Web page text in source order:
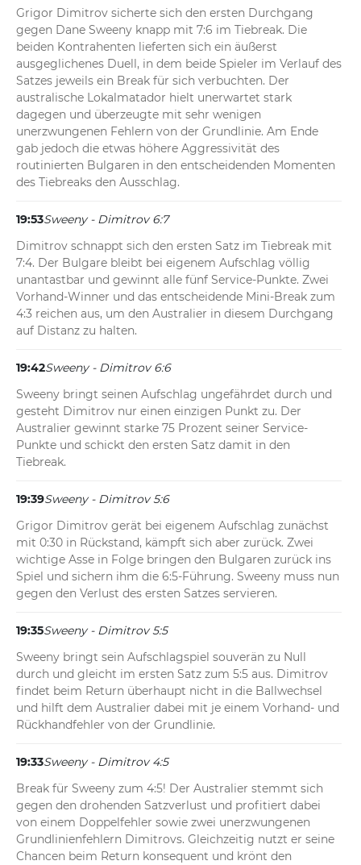
Grigor Dimitrov sicherte sich den ersten Durchgang
gegen Dane Sweeny knapp mit 7:6 im Tiebreak. Die
beiden Kontrahenten lieferten sich ein äußerst
ausgeglichenes Duell, in dem beide Spieler im Verlauf des
Satzes jeweils ein Break für sich verbuchten. Der
australische Lokalmatador hielt unerwartet stark
dagegen und überzeugte mit sehr wenigen
unerzwungenen Fehlern von der Grundlinie. Am Ende
gab jedoch die etwas höhere Aggressivität des
routinierten Bulgaren in den entscheidenden Momenten
des Tiebreaks den Ausschlag.
19:53Sweeny - Dimitrov 6:7
Dimitrov schnappt sich den ersten Satz im Tiebreak mit
7:4. Der Bulgare bleibt bei eigenem Aufschlag völlig
unantastbar und gewinnt alle fünf Service-Punkte. Zwei
Vorhand-Winner und das entscheidende Mini-Break zum
4:3 reichen aus, um den Australier in diesem Durchgang
auf Distanz zu halten.
19:42Sweeny - Dimitrov 6:6
Sweeny bringt seinen Aufschlag ungefährdet durch und
gesteht Dimitrov nur einen einzigen Punkt zu. Der
Australier gewinnt starke 75 Prozent seiner Service-
Punkte und schickt den ersten Satz damit in den
Tiebreak.
19:39Sweeny - Dimitrov 5:6
Grigor Dimitrov gerät bei eigenem Aufschlag zunächst
mit 0:30 in Rückstand, kämpft sich aber zurück. Zwei
wichtige Asse in Folge bringen den Bulgaren zurück ins
Spiel und sichern ihm die 6:5-Führung. Sweeny muss nun
gegen den Verlust des ersten Satzes servieren.
19:35Sweeny - Dimitrov 5:5
Sweeny bringt sein Aufschlagspiel souverän zu Null
durch und gleicht im ersten Satz zum 5:5 aus. Dimitrov
findet beim Return überhaupt nicht in die Ballwechsel
und hilft dem Australier dabei mit je einem Vorhand- und
Rückhandfehler von der Grundlinie.
19:33Sweeny - Dimitrov 4:5
Break für Sweeny zum 4:5! Der Australier stemmt sich
gegen den drohenden Satzverlust und profitiert dabei
von einem Doppelfehler sowie zwei unerzwungenen
Grundlinienfehlern Dimitrovs. Gleichzeitig nutzt er seine
Chancen beim Return konsequent und krönt den